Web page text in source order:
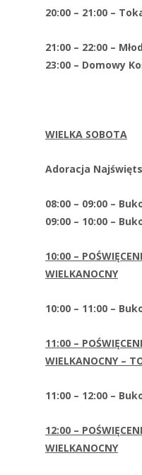
20:00 – 21:00
21:00 – 22:00 –
23:00 – Domowy
WIELKA SOBOTA
Adoracja
08:00 – 09:00 –
09:00 – 10:00 –
10:00 –
WIELKANOCNY
10:00 – 11:00 –
11:00 –
WIELKANOCNY –
11:00 – 12:00 –
12:00 –
WIELKANOCNY